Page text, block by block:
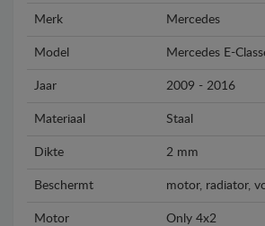
Merk Mercedes
Model Mercedes E-
Jaar 2009 - 2016
Materiaal Staal
Dikte 2 mm
Beschermt motor, radiator,
Motor Only 4x2